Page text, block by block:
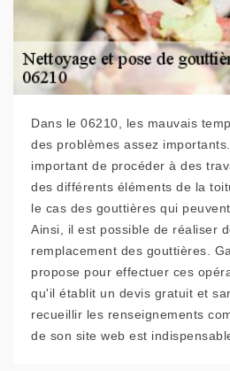
Dans le 06210, les mauvais
des problèmes assez
important de procéder à des
des différents éléments de la
le cas des gouttières qui
Ainsi, il est possible de réaliser
remplacement des gouttières.
propose pour effectuer ces
qu'il établit un devis gratuit et
recueillir les renseignements
de son site web est